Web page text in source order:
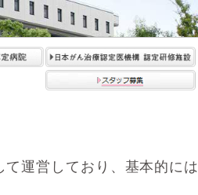
運営しており、基本的には